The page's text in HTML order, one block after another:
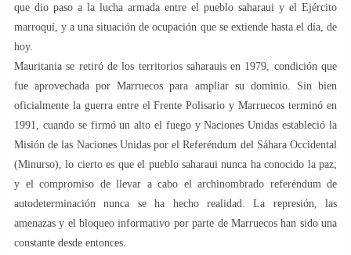
que dio paso a la lucha armada entre el pueblo saharaui y el Ejército
marroquí, y a una situación de ocupación que se extiende hasta el día, de
hoy.
Mauritania se retiró de los territorios saharauis en 1979, condición que
fue aprovechada por Marruecos para ampliar su dominio. Sin bien
oficialmente la guerra entre el Frente Polisario y Marruecos terminó en
1991, cuando se firmó un alto el fuego y Naciones Unidas estableció la
Misión de las Naciones Unidas por el Referéndum del Sáhara Occidental
(Minurso), lo cierto es que el pueblo saharaui nunca ha conocido la paz;
y el compromiso de llevar a cabo el archinombrado referéndum de
autodeterminación nunca se ha hecho realidad. La represión, las
amenazas y el bloqueo informativo por parte de Marruecos han sido una
constante desde entonces.